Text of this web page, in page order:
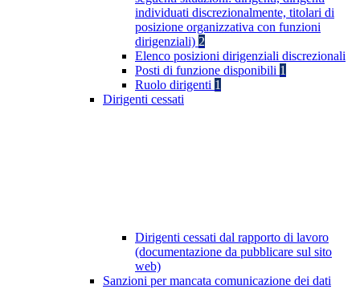
individuati discrezionalmente, titolari di
posizione organizzativa con funzioni
dirigenziali) 2
Elenco posizioni dirigenziali discrezionali
Posti di funzione disponibili 1
Ruolo dirigenti 1
Dirigenti cessati
Dirigenti cessati dal rapporto di lavoro
(documentazione da pubblicare sul sito
web)
Sanzioni per mancata comunicazione dei dati